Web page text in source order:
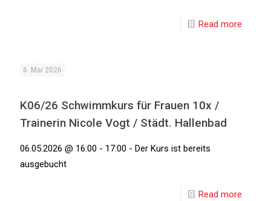
Read more
6. Mai 2026
K06/26 Schwimmkurs für Frauen 10x /
Trainerin Nicole Vogt / Städt. Hallenbad
06.05.2026 @ 16:00 - 17:00 - Der Kurs ist bereits
ausgebucht
Read more